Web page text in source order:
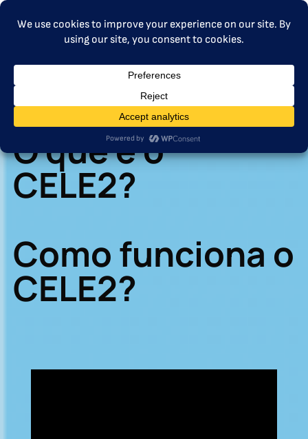
MENU
O que é o
CELE2?
Como funciona o
CELE2?